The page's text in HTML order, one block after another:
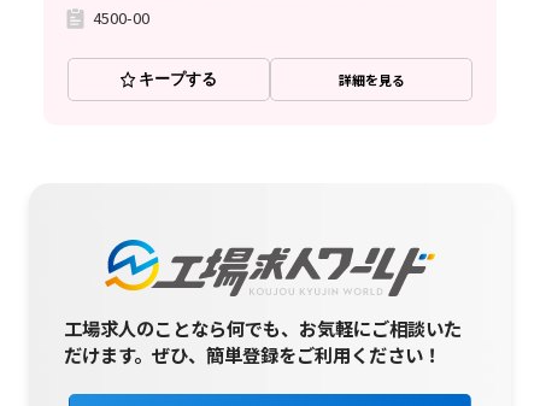
4500-00
キープする 詳細を見る
工場求人のことなら何でも、お気軽にご相談いた
だけます。ぜひ、簡単登録をご利用ください！